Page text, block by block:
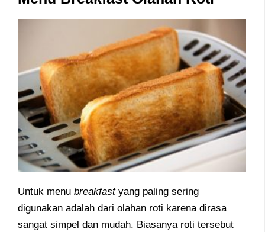
Untuk menu breakfastyang paling sering
digunakan adalah dari olahan roti karena dirasa
sangat simpel dan mudah. Biasanya roti tersebut